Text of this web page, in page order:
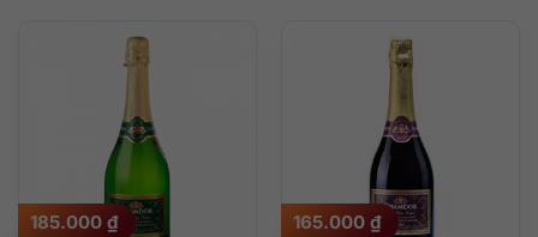
độ phổ biến
thấp đến cao
cao đến thấp
185.000 ₫ 165.000 ₫